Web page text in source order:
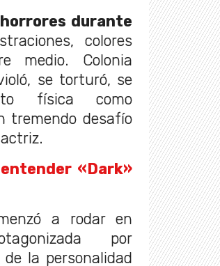
durante
colores
medio. Colonia
se torturó, se
física como
tremendo desafío
«Dark»
a rodar en
por
la personalidad